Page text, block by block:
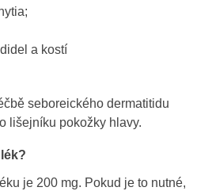
a kostí
seboreického dermatitidu
lišejníku pokožky hlavy.
je 200 mg. Pokud je to nutné,